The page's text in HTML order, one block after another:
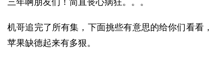
三年啊朋友们！简直丧心病狂。。。
机哥追完了所有集，下面挑些有意思的给你们看看，
苹果缺德起来有多狠。